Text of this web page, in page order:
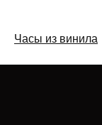
Часы из винила